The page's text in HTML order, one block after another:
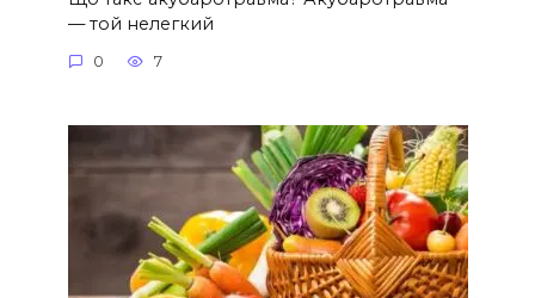
— той нелегкий
0 7